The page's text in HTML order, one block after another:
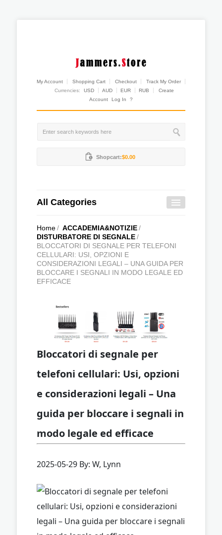
My Account Shopping Cart Checkout
Track My Order
Currencies:
USD AUD EUR RUB
Create
Account
Log In ?
Shopcart:$0.00
All Categories
Home/ ACCADEMIA&NOTIZIE/
DISTURBATORE DI SEGNALE/
BLOCCATORI DI SEGNALE PER TELEFONI
CELLULARI: USI, OPZIONI E
CONSIDERAZIONI LEGALI – UNA GUIDA PER
BLOCCARE I SEGNALI IN MODO LEGALE ED
EFFICACE
Bloccatori di segnale per
telefoni cellulari: Usi, opzioni
e considerazioni legali – Una
guida per bloccare i segnali in
modo legale ed efficace
2025-05-29 By: W, Lynn